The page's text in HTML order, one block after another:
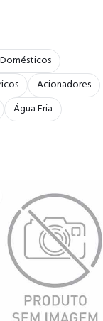
Acionadores
Água Fria